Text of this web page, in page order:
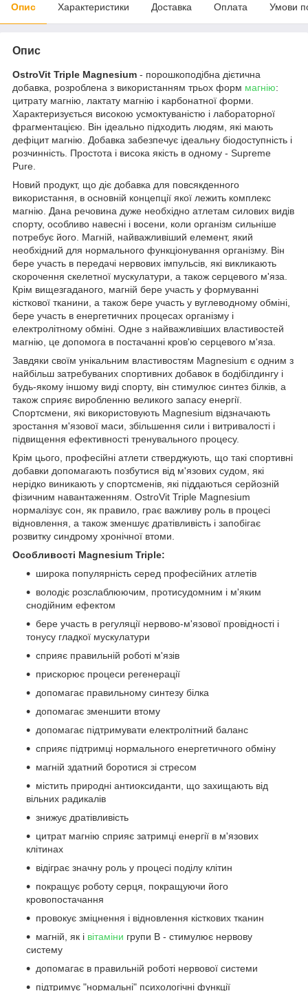
Опис Характеристики Доставка Оплата Умови
Опис
OstroVit Triple Magnesium - порошкоподібна дієтична
добавка, розроблена з використанням трьох форм магнію:
цитрату магнію, лактату магнію і карбонатної форми.
Характеризується високою усмоктуваністю і лабораторної
фрагментацією. Він ідеально підходить людям, які мають
дефіцит магнію. Добавка забезпечує ідеальну біодоступність і
розчинність. Простота і висока якість в одному - Supreme
Pure.
Новий продукт, що діє добавка для повсякденного
використання, в основній концепції якої лежить комплекс
магнію. Дана речовина дуже необхідно атлетам силових видів
спорту, особливо навесні і восени, коли організм сильніше
потребує його. Магній, найважливіший елемент, який
необхідний для нормального функціонування організму. Він
бере участь в передачі нервових імпульсів, які викликають
скорочення скелетної мускулатури, а також серцевого м'яза.
Крім вищезгаданого, магній бере участь у формуванні
кісткової тканини, а також бере участь у вуглеводному обміні,
бере участь в енергетичних процесах організму і
електролітному обміні. Одне з найважливіших властивостей
магнію, це допомога в постачанні кров'ю серцевого м'яза.
Завдяки своїм унікальним властивостям Magnesium є одним з
найбільш затребуваних спортивних добавок в бодібілдингу і
будь-якому іншому виді спорту, він стимулює синтез білків, а
також сприяє виробленню великого запасу енергії.
Спортсмени, які використовують Magnesium відзначають
зростання м'язової маси, збільшення сили і витривалості і
підвищення ефективності тренувального процесу.
Крім цього, професійні атлети стверджують, що такі спортивні
добавки допомагають позбутися від м'язових судом, які
нерідко виникають у спортсменів, які піддаються серйозній
фізичним навантаженням. OstroVit Triple Magnesium
нормалізує сон, як правило, грає важливу роль в процесі
відновлення, а також зменшує дратівливість і запобігає
розвитку синдрому хронічної втоми.
Особливості Magnesium Triple:
широка популярність серед професійних атлетів
володіє розслаблюючим, протисудомним і м'яким
снодійним ефектом
бере участь в регуляції нервово-м'язової провідності і
тонусу гладкої мускулатури
сприяє правильній роботі м'язів
прискорює процеси регенерації
допомагає правильному синтезу білка
допомагає зменшити втому
допомагає підтримувати електролітний баланс
сприяє підтримці нормального енергетичного обміну
магній здатний боротися зі стресом
містить природні антиоксиданти, що захищають від
вільних радикалів
знижує дратівливість
цитрат магнію сприяє затримці енергії в м'язових
клітинах
відіграє значну роль у процесі поділу клітин
покращує роботу серця, покращуючи його
кровопостачання
провокує зміцнення і відновлення кісткових тканин
магній, як і вітаміни групи В - стимулює нервову
систему
допомагає в правильній роботі нервової системи
підтримує "нормальні" психологічні функції